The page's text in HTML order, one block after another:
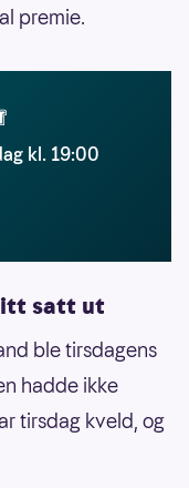
premie.
kl. 19:00
satt ut
ble tirsdagens
hadde ikke
tirsdag kveld, og